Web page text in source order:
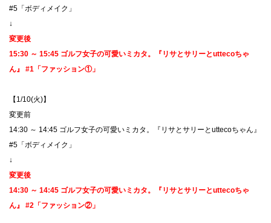
#5「ボディメイク」
↓
変更後
15:30 ～ 15:45 ゴルフ女子の可愛いミカタ。『リサとサリーとuttecoちゃ
ん』 #1「ファッション①」
【1/10(火)】
​変更前
14:30 ～ 14:45 ゴルフ女子の可愛いミカタ。『リサとサリーとuttecoちゃん』
#5「ボディメイク」
↓
変更後
14:30 ～ 14:45 ゴルフ女子の可愛いミカタ。『リサとサリーとuttecoちゃ
ん』 #2「ファッション②」